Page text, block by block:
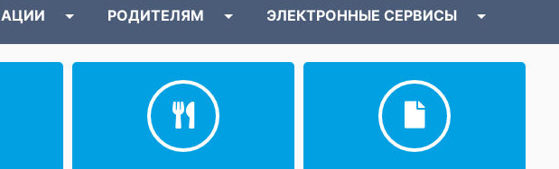
РОДИТЕЛЯМ ЭЛЕКТРОННЫЕ СЕРВИСЫ